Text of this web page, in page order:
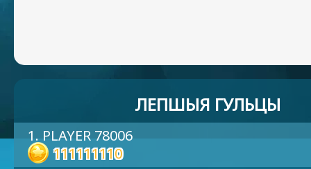
ЛЕПШЫЯ ГУЛЬЦЫ
1. PLAYER 78006
111111110